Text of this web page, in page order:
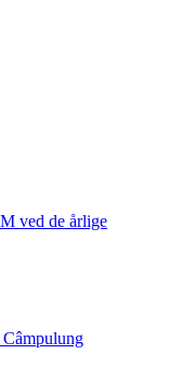
ved de årlige